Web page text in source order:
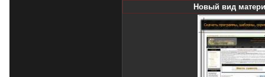
Новый вид